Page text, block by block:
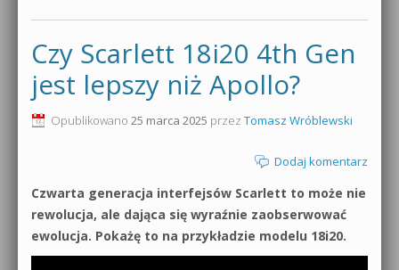
Czy Scarlett 18i20 4th Gen
jest lepszy niż Apollo?
Opublikowano 25 marca 2025 przez Tomasz Wróblewski
Dodaj komentarz
Czwarta generacja interfejsów Scarlett to może nie
rewolucja, ale dająca się wyraźnie zaobserwować
ewolucja. Pokażę to na przykładzie modelu 18i20.